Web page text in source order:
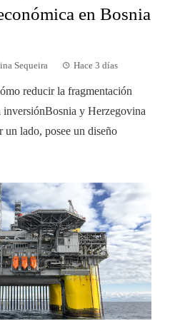
en Bosnia
Sequeira Hace 3 días
reducir la fragmentación
inversiónBosnia y Herzegovina
un lado, posee un diseño